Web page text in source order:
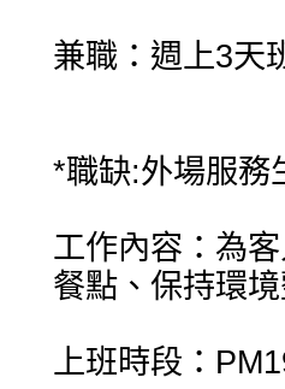
兼職：週上3天
*職缺:外場服務
工作內容：為
餐點、保持環
上班時段：